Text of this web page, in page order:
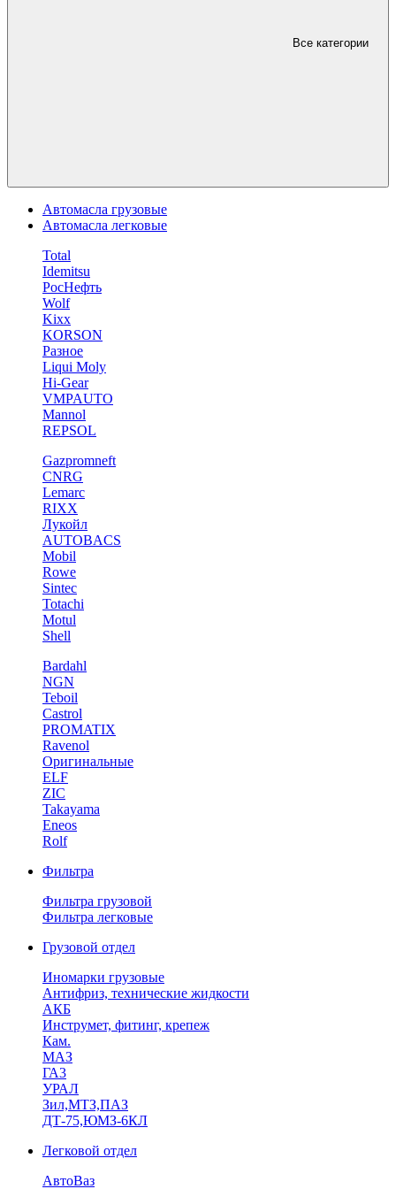
Все категории
Автомасла грузовые
Автомасла легковые
Total
Idemitsu
РосНефть
Wolf
Kixx
KORSON
Разное
Liqui Moly
Hi-Gear
VMPAUTO
Mannol
REPSOL
Gazpromneft
CNRG
Lemarc
RIXX
Лукойл
AUTOBACS
Mobil
Rowe
Sintec
Totachi
Motul
Shell
Bardahl
NGN
Teboil
Castrol
PROMATIX
Ravenol
Оригинальные
ELF
ZIC
Takayama
Eneos
Rolf
Фильтра
Фильтра грузовой
Фильтра легковые
Грузовой отдел
Иномарки грузовые
Антифриз, технические жидкости
АКБ
Инструмет, фитинг, крепеж
Кам.
МАЗ
ГА3
УРАЛ
Зил,МТЗ,ПАЗ
ДТ-75,ЮМЗ-6КЛ
Легковой отдел
АвтоВаз